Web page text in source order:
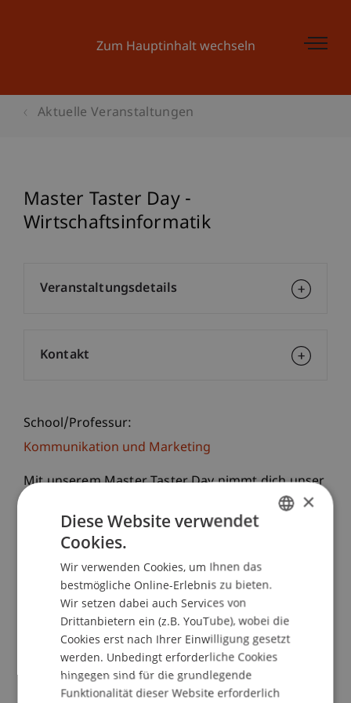
Zum Hauptinhalt wechseln
Aktuelle Veranstaltungen
Master Taster Day -
Wirtschaftsinformatik
School/Professur:
Kommunikation und Marketing
Mit unserem Master Taster Day nimmt dich unser
Team mit an spannende Orte auf dem Campus
und bietet dir Einblicke in die Universität
Liechtenstein sowie den Masterstudiengang
Wirtschaftsinformatik.
In Vorlesungen, Workshops oder Pitches im Start-
up Lab lernst du die praktische Seite des
Studiums kennen.
Mit dem Master Taster Day am Campus
persönlich und vor Ort.
PROGRAMM
Veranstaltungsdetails
Kontakt
×
Diese Website verwendet
Cookies.
Wir verwenden Cookies, um Ihnen das
bestmögliche Online-Erlebnis zu bieten.
Wir setzen dabei auch Services von
Drittanbietern ein (z.B. YouTube), wobei die
Cookies erst nach Ihrer Einwilligung gesetzt
werden. Unbedingt erforderliche Cookies
hingegen sind für die grundlegende
Funktionalität dieser Website erforderlich